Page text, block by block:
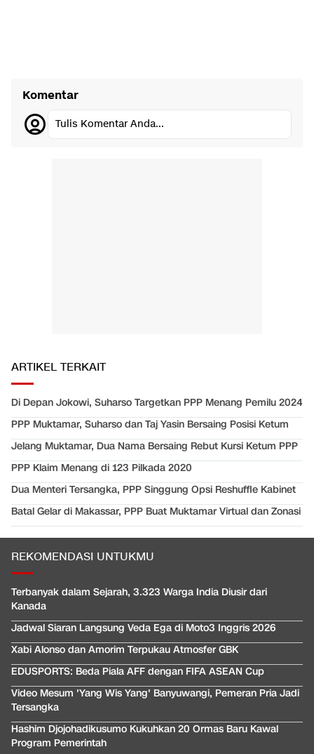
Komentar
Tulis Komentar Anda...
ARTIKEL TERKAIT
Di Depan Jokowi, Suharso Targetkan PPP Menang Pemilu 2024
PPP Muktamar, Suharso dan Taj Yasin Bersaing Posisi Ketum
Jelang Muktamar, Dua Nama Bersaing Rebut Kursi Ketum PPP
PPP Klaim Menang di 123 Pilkada 2020
Dua Menteri Tersangka, PPP Singgung Opsi Reshuffle Kabinet
Batal Gelar di Makassar, PPP Buat Muktamar Virtual dan Zonasi
REKOMENDASI UNTUKMU
Terbanyak dalam Sejarah, 3.323 Warga India Diusir dari
Kanada
Jadwal Siaran Langsung Veda Ega di Moto3 Inggris 2026
Xabi Alonso dan Amorim Terpukau Atmosfer GBK
EDUSPORTS: Beda Piala AFF dengan FIFA ASEAN Cup
Video Mesum 'Yang Wis Yang' Banyuwangi, Pemeran Pria Jadi
Tersangka
Hashim Djojohadikusumo Kukuhkan 20 Ormas Baru Kawal
Program Pemerintah